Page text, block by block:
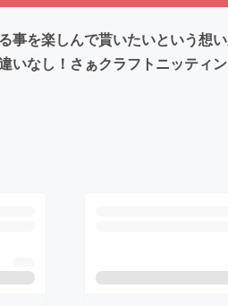
事を楽しんで貰いたいという想
いなし！さぁクラフトニッティ